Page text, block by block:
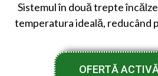
Sistemul în două trepte
temperatura ideală, reducând
OFERTĂ